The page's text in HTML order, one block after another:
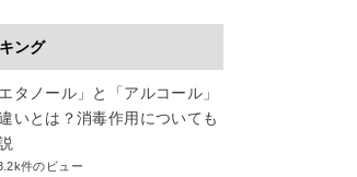
ング
エタノール」と「アルコール」
いとは？消毒作用についても
件のビュー